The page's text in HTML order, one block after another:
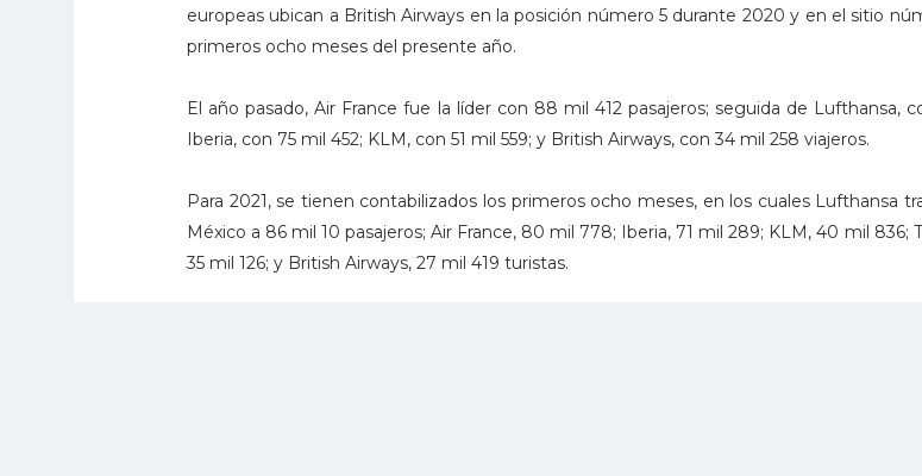
europeas ubican a British Airways en la posición número 5 durante 2020 y en el sitio
primeros ocho meses del presente año.
El año pasado, Air France fue la líder con 88 mil 412 pasajeros; seguida de Lufthansa,
Iberia, con 75 mil 452; KLM, con 51 mil 559; y British Airways, con 34 mil 258 viajeros.
Para 2021, se tienen contabilizados los primeros ocho meses, en los cuales Lufthansa
México a 86 mil 10 pasajeros; Air France, 80 mil 778; Iberia, 71 mil 289; KLM, 40 mil 836;
35 mil 126; y British Airways, 27 mil 419 turistas.